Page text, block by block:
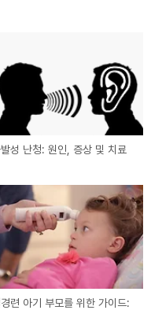
성 난청: 원인, 증상 및 치료
련 아기 부모를 위한 가이드: